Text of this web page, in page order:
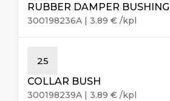
RUBBER DAMPER BUSHING
300198236A | 3.89 € /kpl
25
COLLAR BUSH
300198239A | 3.89 € /kpl